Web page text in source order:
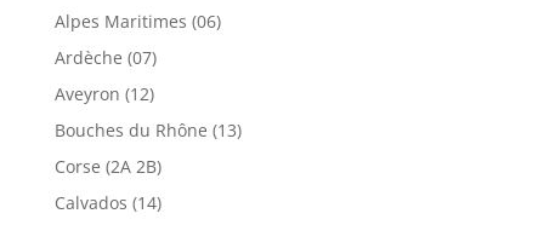
Alpes Maritimes (06)
Ardèche (07)
Aveyron (12)
Bouches du Rhône (13)
Corse (2A 2B)
Calvados (14)